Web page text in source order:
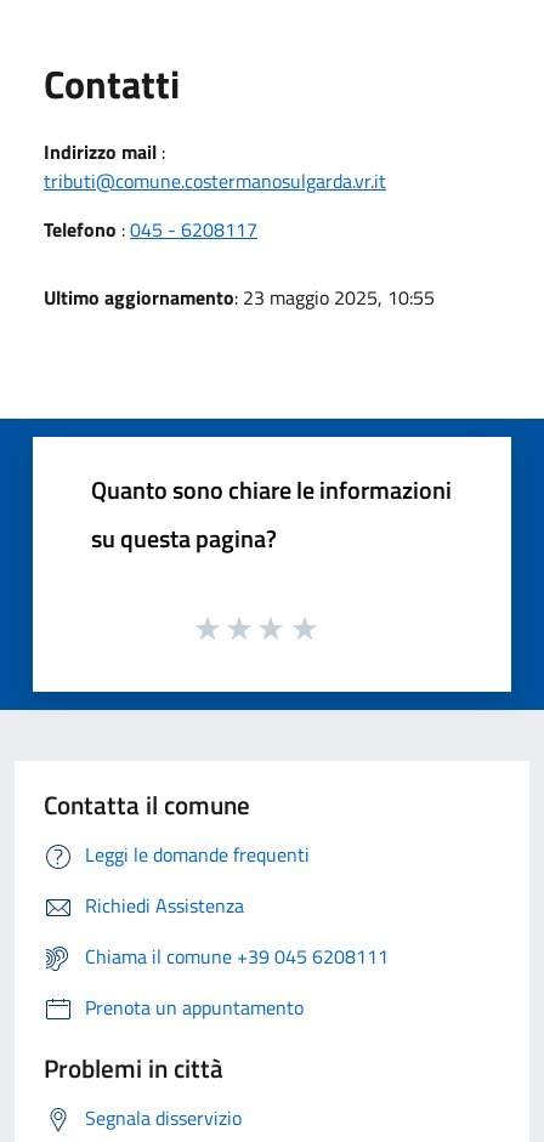
Contatti
Indirizzo mail :
tributi@comune.costermanosulgarda.vr.it
Telefono :045 - 6208117
Ultimo aggiornamento: 23 maggio 2025, 10:55
Quanto sono chiare le informazioni
su questa pagina?
Contatta il comune
Leggi le domande frequenti
Richiedi Assistenza
Chiama il comune +39 045 6208111
Prenota un appuntamento
Problemi in città
Segnala disservizio